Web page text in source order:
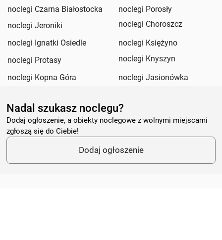
noclegi Czarna Białostocka
noclegi Porosły
noclegi Jeroniki
noclegi Choroszcz
noclegi Ignatki Osiedle
noclegi Księżyno
noclegi Protasy
noclegi Knyszyn
noclegi Kopna Góra
noclegi Jasionówka
Nadal szukasz noclegu?
Dodaj ogłoszenie, a obiekty noclegowe z wolnymi miejscami
zgłoszą się do Ciebie!
Dodaj ogłoszenie